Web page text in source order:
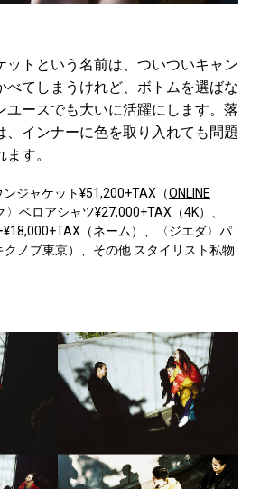
ットという名前は、ついついキャン
べてしまうけれど、ボトムを選ばな
ユースでも大いに活躍にします。落
、インナーに色を取り入れても問題
す。
ンジャケット¥51,200+TAX（ONLINE
〉ベロアシャツ¥27,000+TAX（4K）、
¥18,000+TAX（ネーム）、〈ジエダ〉パ
クノブ東京）、その他 スタイリスト私物